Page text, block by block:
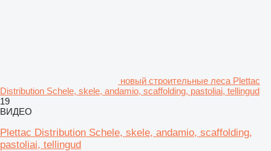
новый строительные леса Plettac
Distribution Schele, skele, andamio, scaffolding, pastoliai, tellingud
19
ВИДЕО
Plettac Distribution Schele, skele, andamio, scaffolding,
pastoliai, tellingud